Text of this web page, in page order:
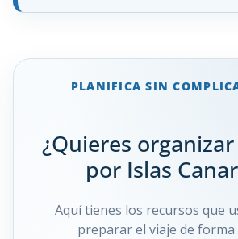
PLANIFICA SIN
¿Quieres
por Islas
Aquí tienes los recursos que
preparar el viaje de forma